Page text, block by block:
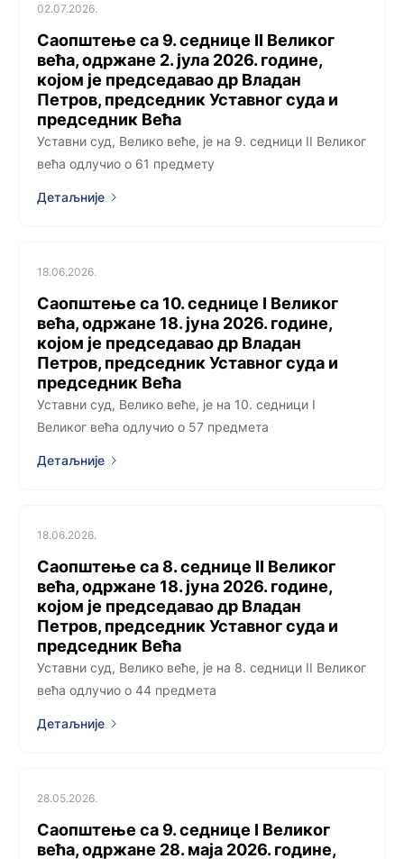
02.07.2026.
Саопштење са 9. седницe II Великог
већа, одржанe 2. јула 2026. године,
којoм је председавао др Владан
Петров, председник Уставног суда и
председник Већа
Уставни суд, Велико веће, је на 9. седници II Великог
већа одлучио о 61 предмету
Детаљније
18.06.2026.
Саопштење са 10. седницe I Великог
већа, одржанe 18. јуна 2026. године,
којoм је председавао др Владан
Петров, председник Уставног суда и
председник Већа
Уставни суд, Велико веће, је на 10. седници I
Великог већа одлучио о 57 предмета
Детаљније
18.06.2026.
Саопштење са 8. седницe II Великог
већа, одржанe 18. јуна 2026. године,
којoм је председавао др Владан
Петров, председник Уставног суда и
председник Већа
Уставни суд, Велико веће, је на 8. седници II Великог
већа одлучио о 44 предмета
Детаљније
28.05.2026.
Саопштење са 9. седницe I Великог
већа, одржанe 28. маја 2026. године,